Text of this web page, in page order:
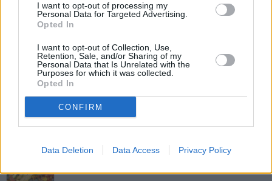
I want to opt-out of processing my
Personal Data for Targeted Advertising.
Opted In
I want to opt-out of Collection, Use,
Retention, Sale, and/or Sharing of my
Personal Data that Is Unrelated with the
Purposes for which it was collected.
Opted In
CONFIRM
Data Deletion Data Access Privacy Policy
Leicht
Leicht
Zucchini-Frittata mit Räucherlachs